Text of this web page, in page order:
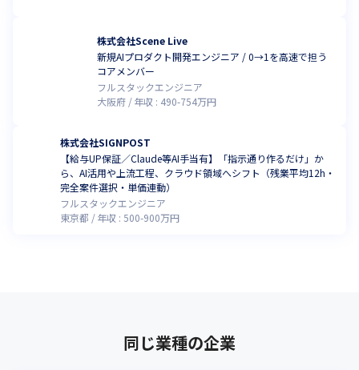
株式会社Scene Live
新規AIプロダクト開発エンジニア / 0→1を高速で担う
コアメンバー
フルスタックエンジニア
大阪府
年収 : 490-754万円
株式会社SIGNPOST
【給与UP保証／Claude等AI手当有】「指示通り作るだけ」か
ら、AI活用や上流工程、クラウド領域へシフト（残業平均12h・
完全案件選択・単価連動）
フルスタックエンジニア
東京都
年収 :500-900万円
同じ業種の企業